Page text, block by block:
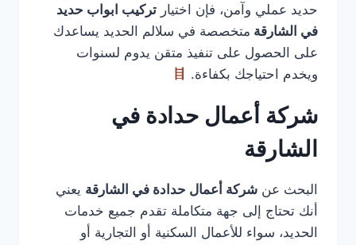
حديد عملي وآمن، فإن اختيار تركيب ابواب حديد
في الشارقة متخصصة في سلالم الحديد يساعدك
على الحصول على تنفيذ متقن يدوم لسنوات
ويخدم احتياجك بكفاءة.
شركة أعمال حدادة في
الشارقة
البحث عن شركة أعمال حدادة في الشارقة يعني
أنك تحتاج إلى جهة متكاملة تقدم جميع خدمات
الحديد، سواء للأعمال السكنية أو التجارية أو